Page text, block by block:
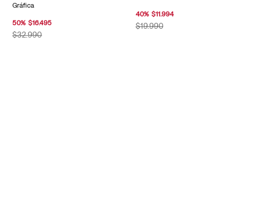
Gráfica
50% $16.495
$32.990
40% $11.994
$19.990